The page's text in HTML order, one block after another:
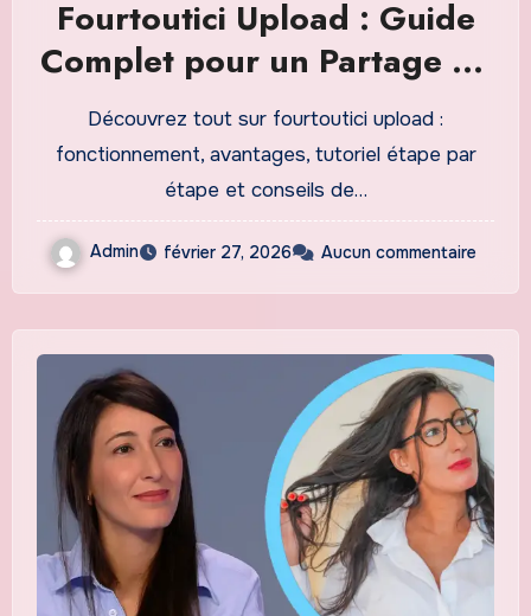
Fourtoutici Upload : Guide
Complet pour un Partage de
Fichiers Rapide et Sécurisé
en 2026
Découvrez tout sur fourtoutici upload :
fonctionnement, avantages, tutoriel étape par
étape et conseils de…
Admin février 27, 2026 Aucun commentaire